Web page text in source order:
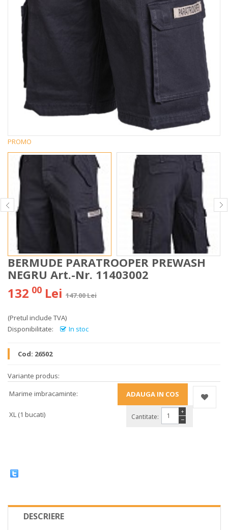
PROMO
BERMUDE PARATROOPER PREWASH
NEGRU Art.-Nr. 11403002
132 00 Lei 147.00 Lei
(Pretul include TVA)
Disponibilitate:
In stoc
Cod: 26502
Variante produs:
Marime imbracaminte:
XL (1 bucati) Cantitate: −
+
DESCRIERE